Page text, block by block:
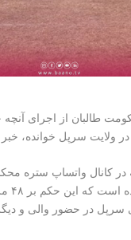
طالبان از اجرای
در کانال واتساپ ستره
در حضور والی و